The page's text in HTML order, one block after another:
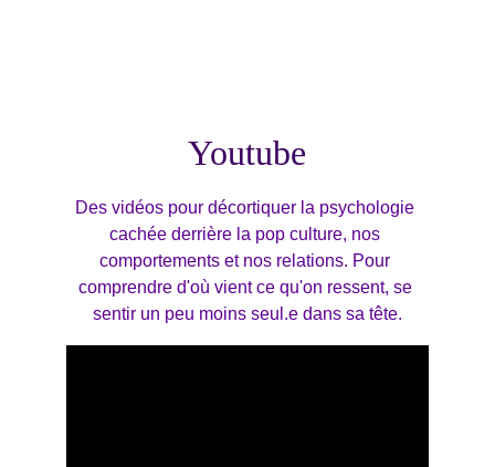
Youtube
Des vidéos pour décortiquer la psychologie
cachée derrière la pop culture, nos
comportements et nos relations. Pour
comprendre d'où vient ce qu'on ressent, se
sentir un peu moins seul.e dans sa tête.